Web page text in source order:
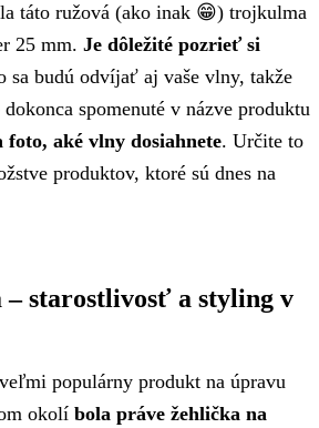
táto ružová (ako inak 😁) trojkulma
25 mm. Je dôležité pozrieť si
sa budú odvíjať aj vaše vlny, takže
spomenuté v názve produktu
foto, aké vlny dosiahnete. Určite to
produktov, ktoré sú dnes na
– starostlivosť a styling v
populárny produkt na úpravu
okolí bola práve žehlička na